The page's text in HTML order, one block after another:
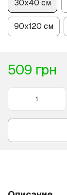
30х40 см
90х120 см
509 грн